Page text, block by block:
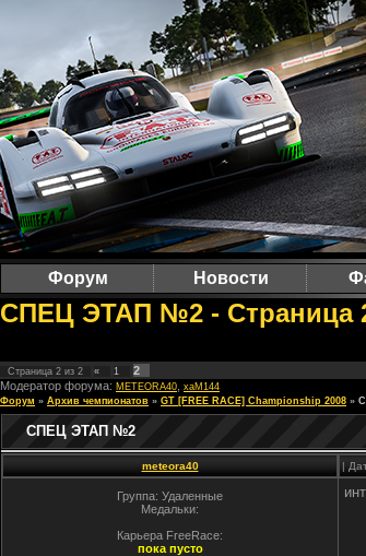
Форум Новости
СПЕЦ ЭТАП №2 - Страница
Страница 2 из 2 « 1 2
Модератор форума: METEORA40 xaM144
Форум » Архив чемпионатов » GT [FREE RACE] Championship 2008 »
СПЕЦ ЭТАП №2
meteora40 |
Группа: Удаленные
Медальки:
Карьера FreeRace:
пока пусто